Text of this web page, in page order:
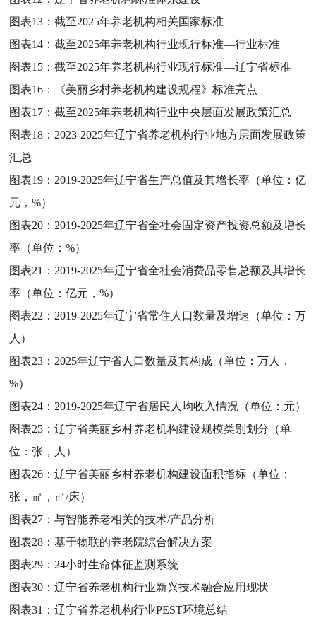
图表13：截至2025年养老机构相关国家标准
图表14：截至2025年养老机构行业现行标准—行业标准
图表15：截至2025年养老机构行业现行标准—辽宁省标准
图表16：
《美丽乡村养老机构建设规程》标准亮点
图表17：截至2025年养老机构行业中央层面发展政策汇总
图表18： 2023-2025年辽宁省养老机构行业地方层面发展政策
汇总
图表19： 2019-2025年辽宁省生产总值及其增长率（单位：亿
元，%）
图表20： 2019-2025年辽宁省全社会固定资产投资总额及增长
率（单位：%）
图表21： 2019-2025年辽宁省全社会消费品零售总额及其增长
率（单位：亿元，%）
图表22： 2019-2025年辽宁省常住人口数量及增速（单位：万
人）
图表23： 2025年辽宁省人口数量及其构成（单位：万人，
%）
图表24： 2019-2025年辽宁省居民人均收入情况（单位：元）
图表25：辽宁省美丽乡村养老机构建设规模类别划分（单
位：张，人）
图表26：辽宁省美丽乡村养老机构建设面积指标（单位：
张，㎡，㎡/床）
图表27：与智能养老相关的技术/产品分析
图表28：基于物联的养老院综合解决方案
图表29： 24小时生命体征监测系统
图表30：辽宁省养老机构行业新兴技术融合应用现状
图表31：辽宁省养老机构行业PEST环境总结